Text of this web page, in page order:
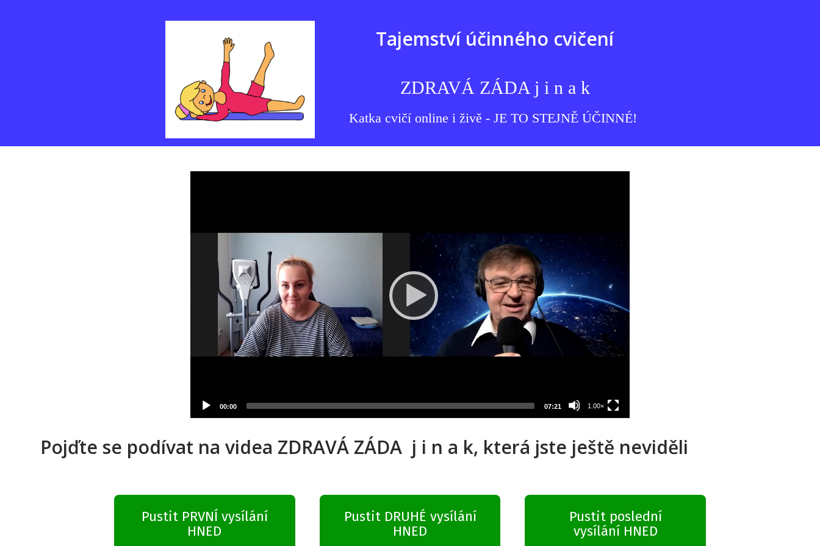
Tajemství účinného cvičení
ZDRAVÁ ZÁDA j i n a k
Katka cvičí online i živě - JE TO STEJNĚ ÚČINNÉ!
Pojďte se podívat na videa ZDRAVÁ ZÁDA j i n a k, která jste ještě neviděli
Pustit PRVNÍ vysílání
HNED
Pustit DRUHÉ vysílání
HNED
Pustit poslední
vysílání HNED